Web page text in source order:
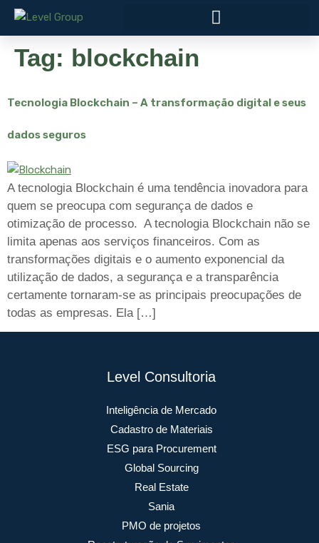
Tag: blockchain
Tecnologia Blockchain – A transformação digital e seus
dados seguros
A tecnologia Blockchain é uma tendência inovadora para
quem se preocupa com segurança de dados e
otimização de processo. A tecnologia Blockchain não se
limita apenas aos serviços financeiros. Com as
transformações digitais e o aumento exponencial da
utilização de dados, a segurança e a transparência
certamente tornaram-se as principais preocupações de
todas as empresas. Ela […]
Level Consultoria
Inteligência de Mercado
Cadastro de Materiais
ESG para Procurement
Global Sourcing
Real Estate
Sania
PMO de projetos